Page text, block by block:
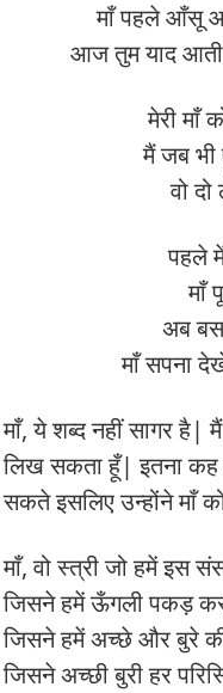
माँ पहले आँसू
आज तुम याद
मेरी माँ
मैं जब भी
वो
पहले
माँ
अब बस
माँ सपना
माँ, ये शब्द नहीं सागर है|
लिख सकता हूँ| इतना कह
सकते इसलिए उन्होंने माँ
माँ, वो स्त्री जो हमें इस
जिसने हमें ऊँगली पकड़
जिसने हमें अच्छे और बुरे
जिसने अच्छी बुरी हर